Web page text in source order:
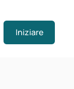
Iniziare